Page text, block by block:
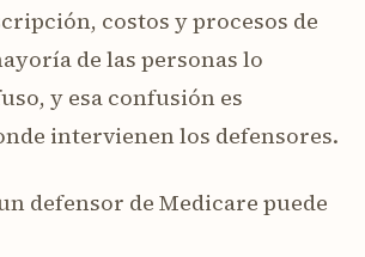
costos y procesos de
de las personas lo
y esa confusión es
intervienen los defensores.
defensor de Medicare puede